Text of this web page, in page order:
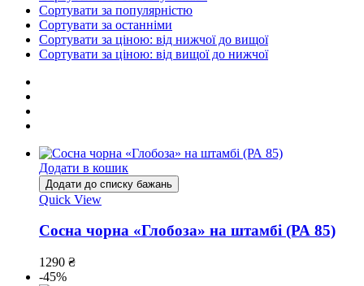
Сортувати за популярністю
Сортувати за останніми
Сортувати за ціною: від нижчої до вищої
Сортувати за ціною: від вищої до нижчої
Додати в кошик
Додати до списку бажань
Quick View
Сосна чорна «Глобоза» на штамбі (РА 85)
1290 ₴
-45%